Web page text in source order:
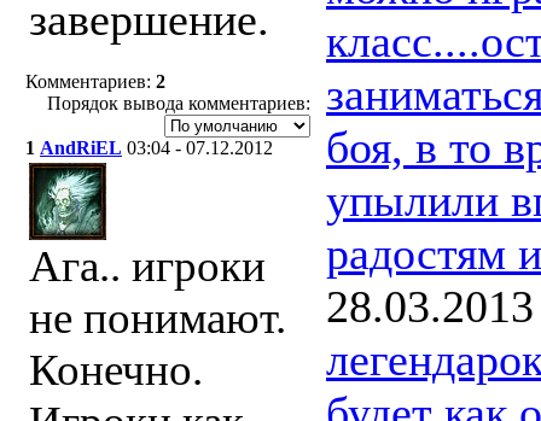
завершение.
Комментариев: 2
Порядок вывода комментариев:
1 AndRiEL 03:04 - 07.12.2012
Ага.. игроки
не понимают.
Конечно.
боя, в то
упылили
радостям
28.03.2013